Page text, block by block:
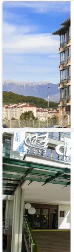
Гостиница
Гамма
Сириус
Отель
Юность